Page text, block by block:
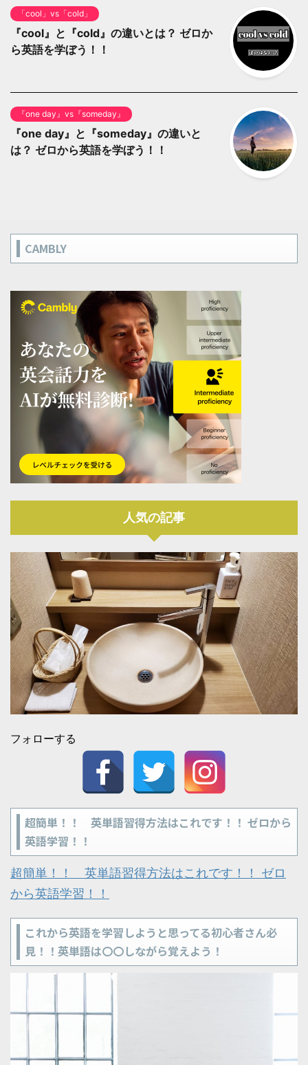
「cool」vs「cold」
『cool』と『cold』の違いとは？ ゼロか
ら英語を学ぼう！！
『one day』vs『someday』
『one day』と『someday』の違いと
は？ ゼロから英語を学ぼう！！
CAMBLY
人気の記事
フォローする
超簡単！！ 英単語習得方法はこれです！！ ゼロから
英語学習！！
超簡単！！ 英単語習得方法はこれです！！ ゼロ
から英語学習！！
これから英語を学習しようと思ってる初心者さん必
見！！英単語は〇〇しながら覚えよう！